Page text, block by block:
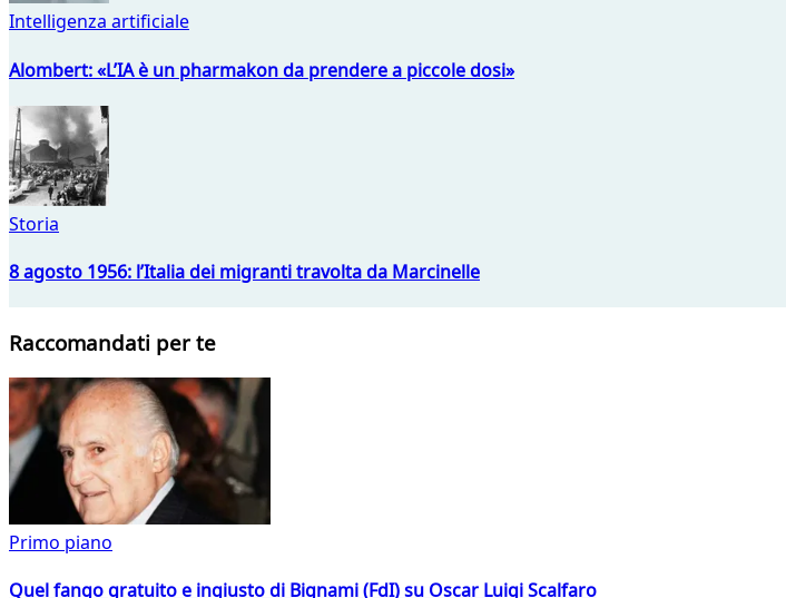
Intelligenza artificiale
Alombert: «L’IA è un pharmakon da prendere a piccole dosi»
Storia
8 agosto 1956: l’Italia dei migranti travolta da Marcinelle
Raccomandati per te
Primo piano
Quel fango gratuito e ingiusto di Bignami (FdI) su Oscar Luigi Scalfaro